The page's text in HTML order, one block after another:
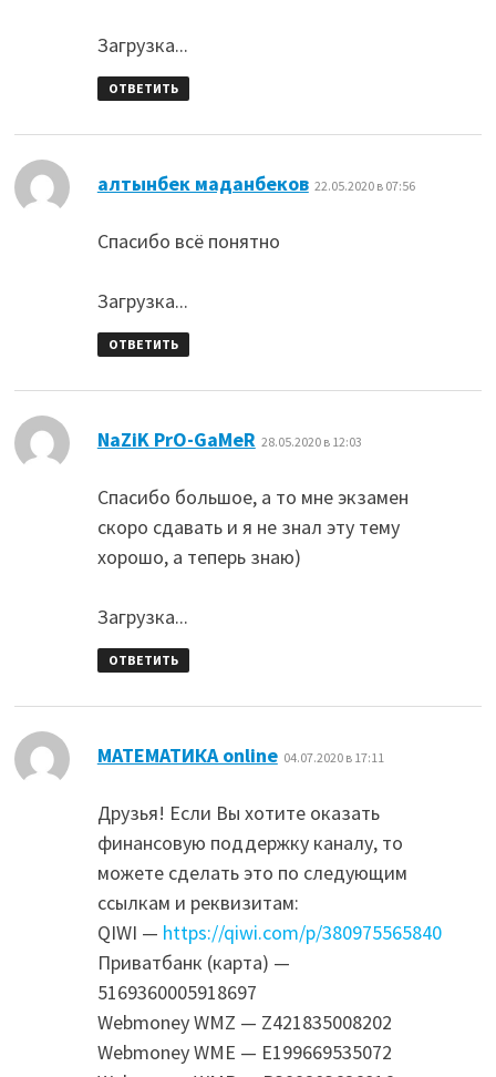
Загрузка...
ОТВЕТИТЬ
алтынбек маданбеков: 22.05.2020 в 07:56
Спасибо всё понятно
Загрузка...
ОТВЕТИТЬ
NaZiK PrO-GaMeR 28.05.2020 в 12:03
Спасибо большое, а то мне экзамен
скоро сдавать и я не знал эту тему
хорошо, а теперь знаю)
Загрузка...
ОТВЕТИТЬ
МАТЕМАТИКА online: 04.07.2020 в 17:11
Друзья! Если Вы хотите оказать
финансовую поддержку каналу, то
можете сделать это по следующим
ссылкам и реквизитам:
QIWI — https://qiwi.com/p/380975565840
Приватбанк (карта) —
5169360005918697
Webmoney WMZ — Z421835008202
Webmoney WME — E199669535072